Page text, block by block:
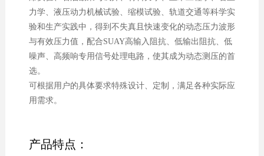
力学、液压动力机械试验、缩模试验、轨道交通等科学实
验和生产实践中，得到不失真且快速变化的动态压力波形
与有效压力值，配合SUAY高输入阻抗、低输出阻抗、低
噪声、高频响专用信号处理电路，使其成为动态测压的首
选。
可根据用户的具体要求特殊设计、定制，满足各种实际应
用需求。
产品特点：